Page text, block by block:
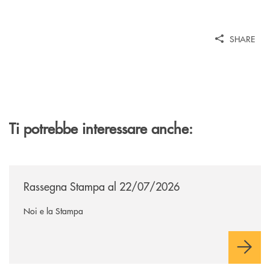
SHARE
Ti potrebbe interessare anche:
Rassegna Stampa al 22/07/2026
Noi e la Stampa